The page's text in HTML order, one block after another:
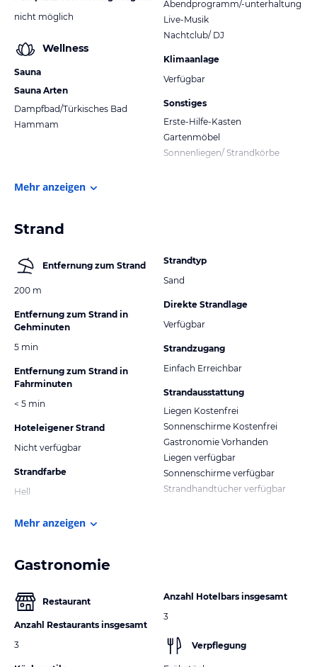
nicht möglich
Wellness
Sauna
Sauna Arten
Dampfbad/Türkisches Bad
Hammam
Abendprogramm/-unterhaltung
Live-Musik
Nachtclub/ DJ
Klimaanlage
Verfügbar
Sonstiges
Erste-Hilfe-Kasten
Gartenmöbel
Sonnenliegen/ Strandkörbe
Mehr anzeigen
Strand
Entfernung zum Strand
200 m
Entfernung zum Strand in
Gehminuten
5 min
Entfernung zum Strand in
Fahrminuten
< 5 min
Hoteleigener Strand
Nicht verfügbar
Strandfarbe
Hell
Strandtyp
Sand
Direkte Strandlage
Verfügbar
Strandzugang
Einfach Erreichbar
Strandausstattung
Liegen Kostenfrei
Sonnenschirme Kostenfrei
Gastronomie Vorhanden
Liegen verfügbar
Sonnenschirme verfügbar
Strandhandtücher verfügbar
Mehr anzeigen
Gastronomie
Restaurant
Anzahl Restaurants insgesamt
3
Anzahl Hotelbars insgesamt
3
Verpflegung